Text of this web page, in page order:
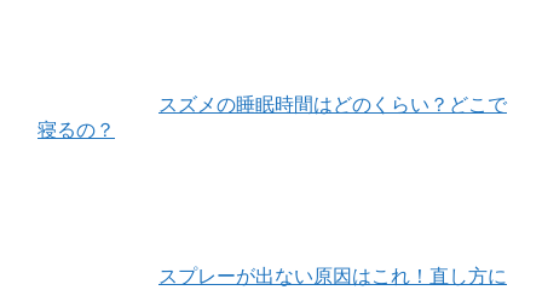
スズメの睡眠時間はどのくらい？どこで
寝るの？
スプレーが出ない原因はこれ！直し方に